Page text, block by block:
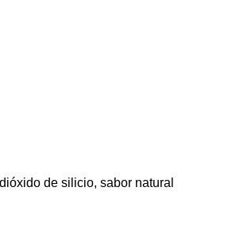
de silicio, sabor natural